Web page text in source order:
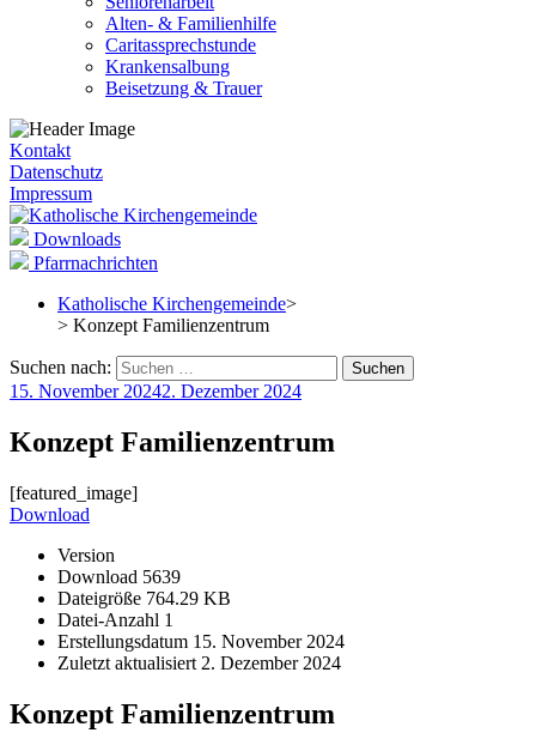
Alten- & Familienhilfe
Caritassprechstunde
Krankensalbung
Beisetzung & Trauer
Kontakt
Datenschutz
Impressum
Downloads
Pfarrnachrichten
Katholische Kirchengemeinde>
> Konzept Familienzentrum
Suchen nach:
15. November 20242. Dezember 2024
Konzept Familienzentrum
[featured_image]
Download
Version
Download 5639
Dateigröße 764.29 KB
Datei-Anzahl 1
Erstellungsdatum 15. November 2024
Zuletzt aktualisiert 2. Dezember 2024
Konzept Familienzentrum